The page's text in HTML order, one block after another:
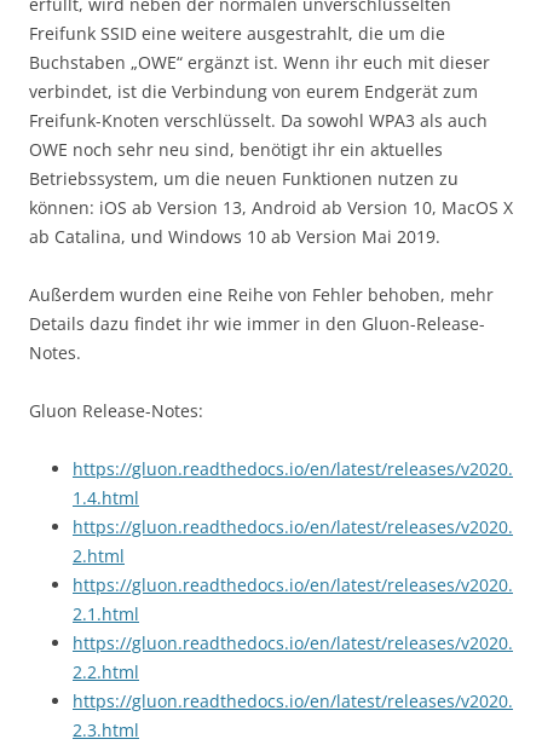
Freifunk SSID eine weitere ausgestrahlt, die um die
Buchstaben „OWE“ ergänzt ist. Wenn ihr euch mit dieser
verbindet, ist die Verbindung von eurem Endgerät zum
Freifunk-Knoten verschlüsselt. Da sowohl WPA3 als auch
OWE noch sehr neu sind, benötigt ihr ein aktuelles
Betriebssystem, um die neuen Funktionen nutzen zu
können: iOS ab Version 13, Android ab Version 10, MacOS X
ab Catalina, und Windows 10 ab Version Mai 2019.
Außerdem wurden eine Reihe von Fehler behoben, mehr
Details dazu findet ihr wie immer in den Gluon-Release-
Notes.
Gluon Release-Notes:
https://gluon.readthedocs.io/en/latest/releases/v2020.
1.4.html
https://gluon.readthedocs.io/en/latest/releases/v2020.
2.html
https://gluon.readthedocs.io/en/latest/releases/v2020.
2.1.html
https://gluon.readthedocs.io/en/latest/releases/v2020.
2.2.html
https://gluon.readthedocs.io/en/latest/releases/v2020.
2.3.html